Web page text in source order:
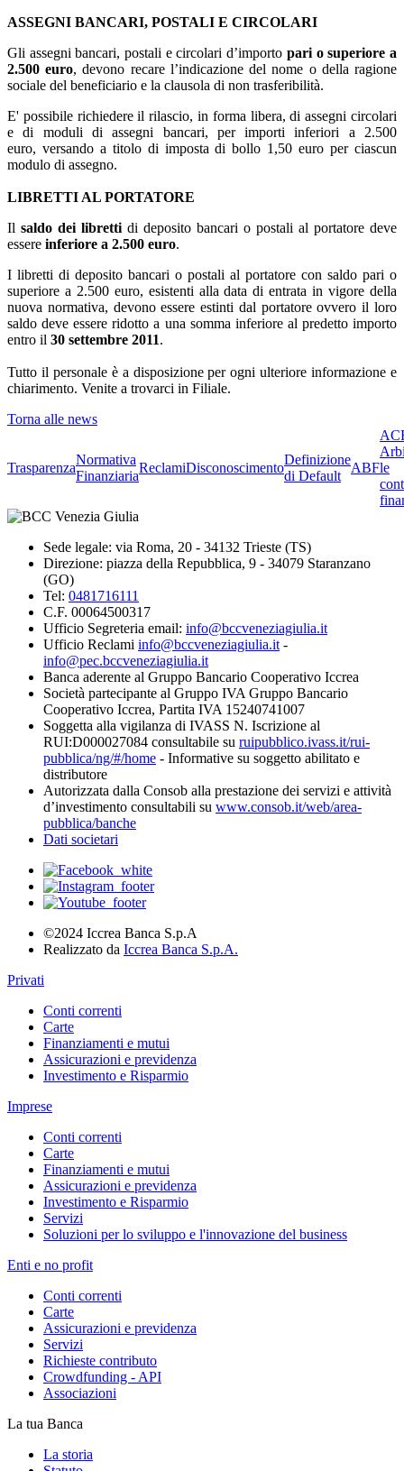
ASSEGNI BANCARI, POSTALI E CIRCOLARI
Gli assegni bancari, postali e circolari d’importo pari o superiore a
2.500 euro, devono recare l’indicazione del nome o della ragione
sociale del beneficiario e la clausola di non trasferibilità.
E' possibile richiedere il rilascio, in forma libera, di assegni circolari
e di moduli di assegni bancari, per importi inferiori a 2.500
euro, versando a titolo di imposta di bollo 1,50 euro per ciascun
modulo di assegno.
LIBRETTI AL PORTATORE
Il saldo dei libretti di deposito bancari o postali al portatore deve
essere inferiore a 2.500 euro.
I libretti di deposito bancari o postali al portatore con saldo pari o
superiore a 2.500 euro, esistenti alla data di entrata in vigore della
nuova normativa, devono essere estinti dal portatore ovvero il loro
saldo deve essere ridotto a una somma inferiore al predetto importo
entro il 30 settembre 2011.
Tutto il personale è a disposizione per ogni ulteriore informazione e
chiarimento. Venite a trovarci in Filiale.
Torna alle news
Trasparenza
Normativa
Finanziaria
ReclamiDisconoscimento
Definizione
di Default
ABFle
Sede legale: via Roma, 20 - 34132 Trieste (TS)
Direzione: piazza della Repubblica, 9 - 34079 Staranzano
(GO)
Tel: 0481716111
C.F. 00064500317
Ufficio Segreteria email: info@bccveneziagiulia.it
Ufficio Reclami info@bccveneziagiulia.it -
info@pec.bccveneziagiulia.it
Banca aderente al Gruppo Bancario Cooperativo Iccrea
Società partecipante al Gruppo IVA Gruppo Bancario
Cooperativo Iccrea, Partita IVA 15240741007
Soggetta alla vigilanza di IVASS N. Iscrizione al
RUI:D000027084 consultabile su ruipubblico.ivass.it/rui-
pubblica/ng/#/home - Informative su soggetto abilitato e
distributore
Autorizzata dalla Consob alla prestazione dei servizi e attività
d’investimento consultabili su www.consob.it/web/area-
pubblica/banche
Dati societari
©2024 Iccrea Banca S.p.A
Realizzato da Iccrea Banca S.p.A.
Privati
Conti correnti
Carte
Finanziamenti e mutui
Assicurazioni e previdenza
Investimento e Risparmio
Imprese
Conti correnti
Carte
Finanziamenti e mutui
Assicurazioni e previdenza
Investimento e Risparmio
Servizi
Soluzioni per lo sviluppo e l'innovazione del business
Enti e no profit
Conti correnti
Carte
Assicurazioni e previdenza
Servizi
Richieste contributo
Crowdfunding - API
Associazioni
La tua Banca
La storia